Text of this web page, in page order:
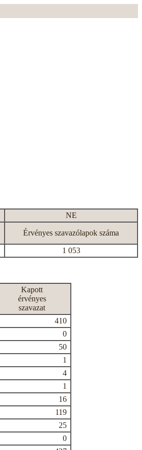
NE
Érvényes szavazólapok száma
1 053
Kapott
érvényes
szavazat
410
0
50
1
4
1
16
119
25
0